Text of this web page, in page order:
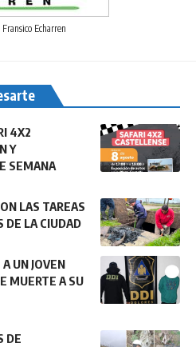
Echarren
4X2
Y
SEMANA
LAS TAREAS
DE LA CIUDAD
UN JOVEN
MUERTE A SU
DE